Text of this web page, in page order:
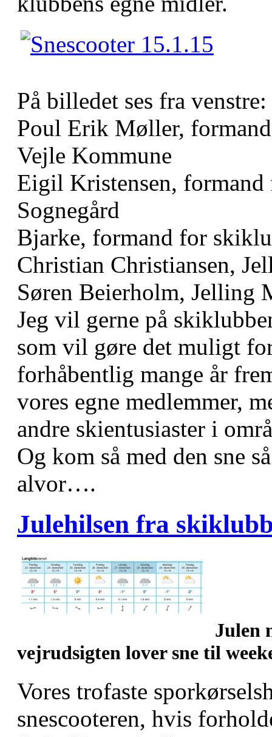
På billedet ses fra venstre:
Poul Erik Møller,
Vejle Kommune
Eigil Kristensen,
Sognegård
Bjarke, formand for
Christian Christiansen,
Søren Beierholm, Jelling
Jeg vil gerne på
som vil gøre det muligt
forhåbentlig mange år
vores egne medlemmer,
andre skientusiaster i
Og kom så med den sne
alvor….
Julehilsen fra
Julen
vejrudsigten lover sne til
Vores trofaste
snescooteren, hvis